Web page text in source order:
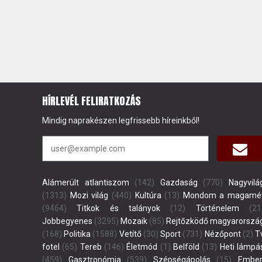
HÍRLEVÉL FELIRATKOZÁS
Mindig naprakészen legfrissebb híreinkből!
Alámerült atlantiszom (142) Gazdaság (770)
(1313) Mozi világ (440) Kultúra (13) Mondom a
(9464)
Titkok és talányok (12) Történelem
Jobbegyenes (3295) Mozaik (85) Rejtőzködő
(168) Politika (1588) Vetítő(30) Sport (731) Nézőpont(2)
fotel (65) Tereb (146) Életmód (1) Belföld (13) Heti
(459)
Gasztronómia (539) Szépségápolás (15)